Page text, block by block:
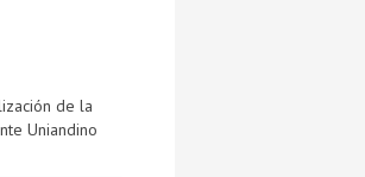
de la
Uniandino